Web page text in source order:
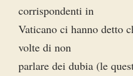
corrispondenti in
Vaticano ci hanno detto
volte di non
parlare dei dubia (le